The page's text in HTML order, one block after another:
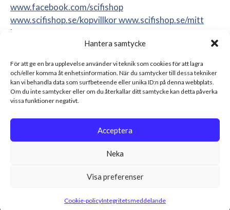
Hantera samtycke
För att ge en bra upplevelse använder vi teknik som cookies för att lagra
och/eller komma åt enhetsinformation. När du samtycker till dessa tekniker
kan vi behandla data som surfbeteende eller unika ID:n på denna webbplats.
Om du inte samtycker eller om du återkallar ditt samtycke kan detta påverka
vissa funktioner negativt.
Acceptera
Neka
Visa preferenser
Cookie-policyIntegritetsmeddelande
www.facebook.com/scifishop
www.scifishop.se/kopvillkorwww.scifishop.se/mitt
konto
Sweden
leksaker Alla rättigheter reserverade.